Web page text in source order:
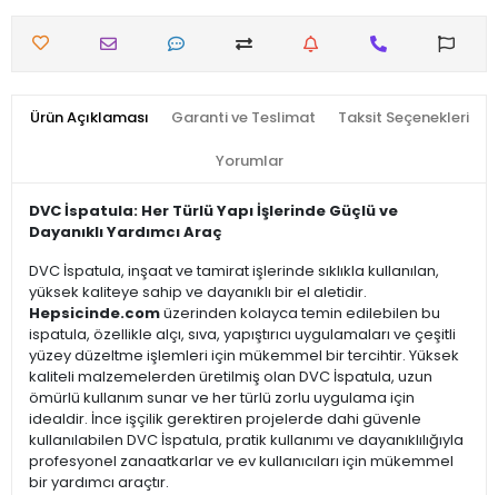
Ürün Açıklaması Garanti ve Teslimat Taksit Seçenekleri
Yorumlar
DVC İspatula: Her Türlü Yapı İşlerinde Güçlü ve
Dayanıklı Yardımcı Araç
DVC İspatula, inşaat ve tamirat işlerinde sıklıkla kullanılan,
yüksek kaliteye sahip ve dayanıklı bir el aletidir.
Hepsicinde.comüzerinden kolayca temin edilebilen bu
ispatula, özellikle alçı, sıva, yapıştırıcı uygulamaları ve çeşitli
yüzey düzeltme işlemleri için mükemmel bir tercihtir. Yüksek
kaliteli malzemelerden üretilmiş olan DVC İspatula, uzun
ömürlü kullanım sunar ve her türlü zorlu uygulama için
idealdir. İnce işçilik gerektiren projelerde dahi güvenle
kullanılabilen DVC İspatula, pratik kullanımı ve dayanıklılığıyla
profesyonel zanaatkarlar ve ev kullanıcıları için mükemmel
bir yardımcı araçtır.